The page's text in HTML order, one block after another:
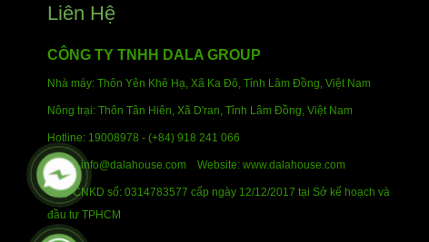
Liên Hệ
CÔNG TY TNHH DALA GROUP
Nhà máy: Thôn Yên Khê Hạ, Xã Ka Đô, Tỉnh Lâm Đồng, Việt Nam
Nông trại: Thôn Tân Hiên, Xã D'ran, Tỉnh Lâm Đồng, Việt Nam
Hotline: 19008978 - (+84) 918 241 066
Email: info@dalahouse.com Website: www.dalahouse.com
Giấy CNKD số: 0314783577 cấp ngày 12/12/2017 tại Sở kế hoạch và
đầu tư TPHCM